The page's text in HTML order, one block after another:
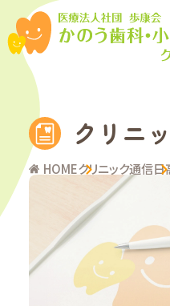
クリニ
HOMEクリニック通信日